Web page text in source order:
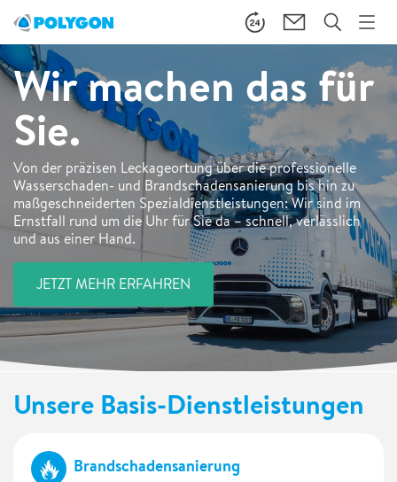
Wir machen das für
Sie.
Von der präzisen Leckageortung über die professionelle
Wasserschaden- und Brandschadensanierung bis hin zu
maßgeschneiderten Spezialdienstleistungen: Wir sind im
Ernstfall rund um die Uhr für Sie da – schnell, verlässlich
und aus einer Hand.
JETZT MEHR ERFAHREN
Unsere Basis-Dienstleistungen
Brandschadensanierung